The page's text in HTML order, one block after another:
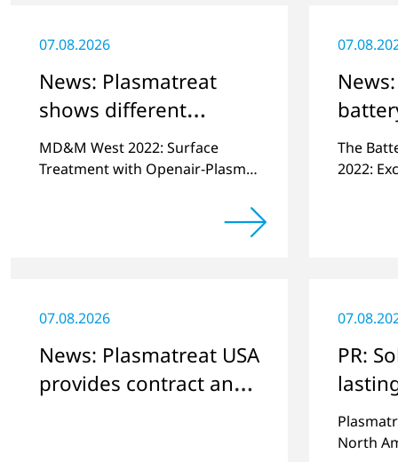
07.08.2026
News: Plasmatreat
shows different
plasma solutions
MD&M West 2022: Surface
Treatment with Openair-Plasma
be
The
2022:
07.08.2026
News: Plasmatreat USA
provides contract and
PR:
North